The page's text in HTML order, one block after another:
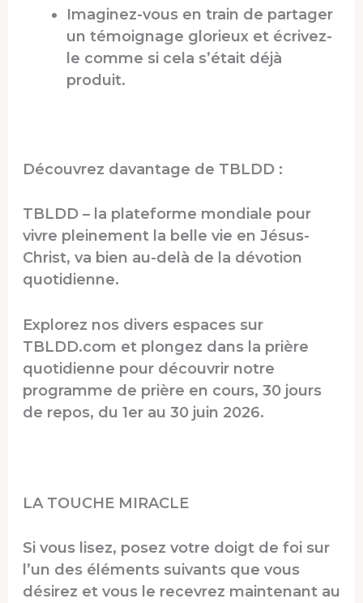
Imaginez-vous en train de partager
un témoignage glorieux et écrivez-
le comme si cela s’était déjà
produit.
Découvrez davantage de TBLDD :
TBLDD – la plateforme mondiale pour
vivre pleinement la belle vie en Jésus-
Christ, va bien au-delà de la dévotion
quotidienne.
Explorez nos divers espaces sur
TBLDD.com et plongez dans la prière
quotidienne pour découvrir notre
programme de prière en cours, 30 jours
de repos, du 1er au 30 juin 2026.
LA TOUCHE MIRACLE
Si vous lisez, posez votre doigt de foi sur
l’un des éléments suivants que vous
désirez et vous le recevrez maintenant au